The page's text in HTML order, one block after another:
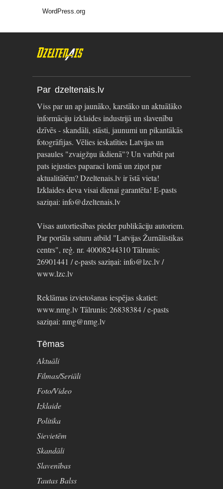
WordPress.org
Par dzeltenais.lv
Viss par un ap jaunāko, karstāko un aktuālāko
informāciju izklaides industrijā un slavenību
dzīvēs - skandāli, stāsti, jaunumi un pikantākās
fotogrāfijas. Vēlies ieskatīties Latvijas un
pasaules "zvaigžņu ikdienā"? Un varbūt pat
pats iejusties paparaci lomā un ziņot par
aktualitātēm? Dzeltenais.lv ir īstā vieta!
Izklaides deva visai dienai garantēta! E-pasts
saziņai: info@dzeltenais.lv
Visas autortiesības pieder publikāciju autoriem.
Par portāla saturu atbild "Latvijas Žurnālistikas
centrs", reģ. nr. 40008244310 Tālrunis:
26901441 / e-pasts saziņai: info@lzc.lv /
www.lzc.lv
Reklāmas izvietošanas iespējas skatiet:
www.nmg.lv Tālrunis: 26838384 / e-pasts
saziņai: nmg@nmg.lv
Tēmas
Aktuāli
Filmas/Seriāli
Foto/Video
Izklaide
Politika
Sievietēm
Skandāli
Slavenības
Tautas Balss